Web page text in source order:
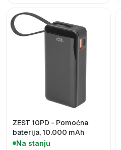
ZEST 10PD - Pomoćna
baterija, 10.000 mAh
Na stanju